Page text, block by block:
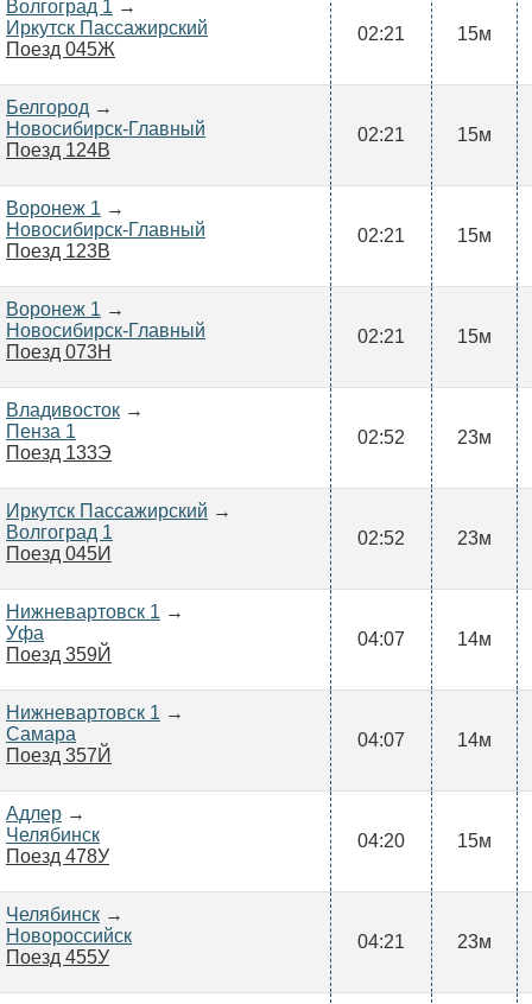
Волгоград 1 →
Иркутск Пассажирский
Поезд 045Ж
02:21 15м
Белгород →
Новосибирск-Главный
Поезд 124В
02:21 15м
Воронеж 1 →
Новосибирск-Главный
Поезд 123В
02:21 15м
Воронеж 1 →
Новосибирск-Главный
Поезд 073Н
02:21 15м
Владивосток →
Пенза 1
Поезд 133Э
02:52 23м
Иркутск Пассажирский →
Волгоград 1
Поезд 045И
02:52 23м
Нижневартовск 1 →
Уфа
Поезд 359Й
04:07 14м
Нижневартовск 1 →
Самара
Поезд 357Й
04:07 14м
Адлер →
Челябинск
Поезд 478У
04:20 15м
Челябинск →
Новороссийск
Поезд 455У
04:21 23м